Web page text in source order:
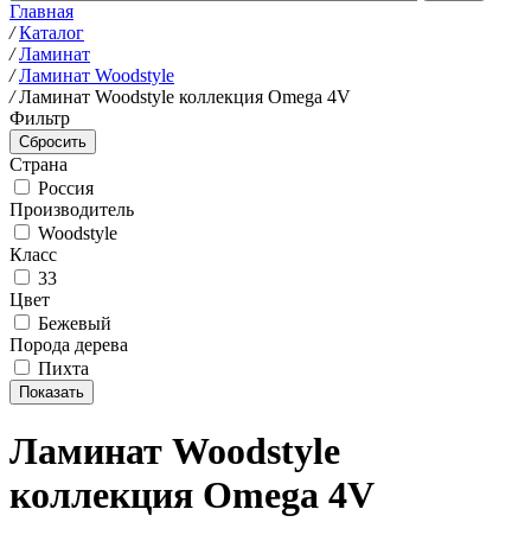
Главная
/ Каталог
/ Ламинат
/ Ламинат Woodstyle
/ Ламинат Woodstyle коллекция Omega 4V
Фильтр
Страна
Россия
Производитель
Woodstyle
Класс
33
Цвет
Бежевый
Порода дерева
Пихта
Ламинат Woodstyle
коллекция Omega 4V